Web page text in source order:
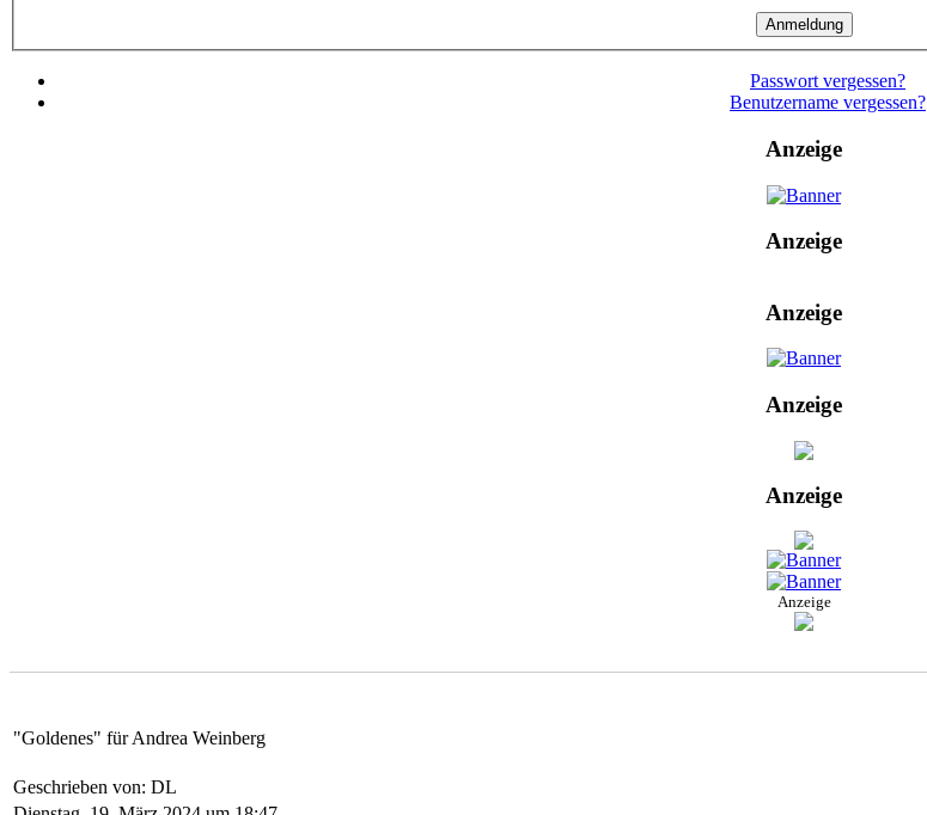
Passwort vergessen?
Benutzername vergessen?
Anzeige
Anzeige
Anzeige
Anzeige
Anzeige
Anzeige
"Goldenes" für Andrea Weinberg
Geschrieben von: DL